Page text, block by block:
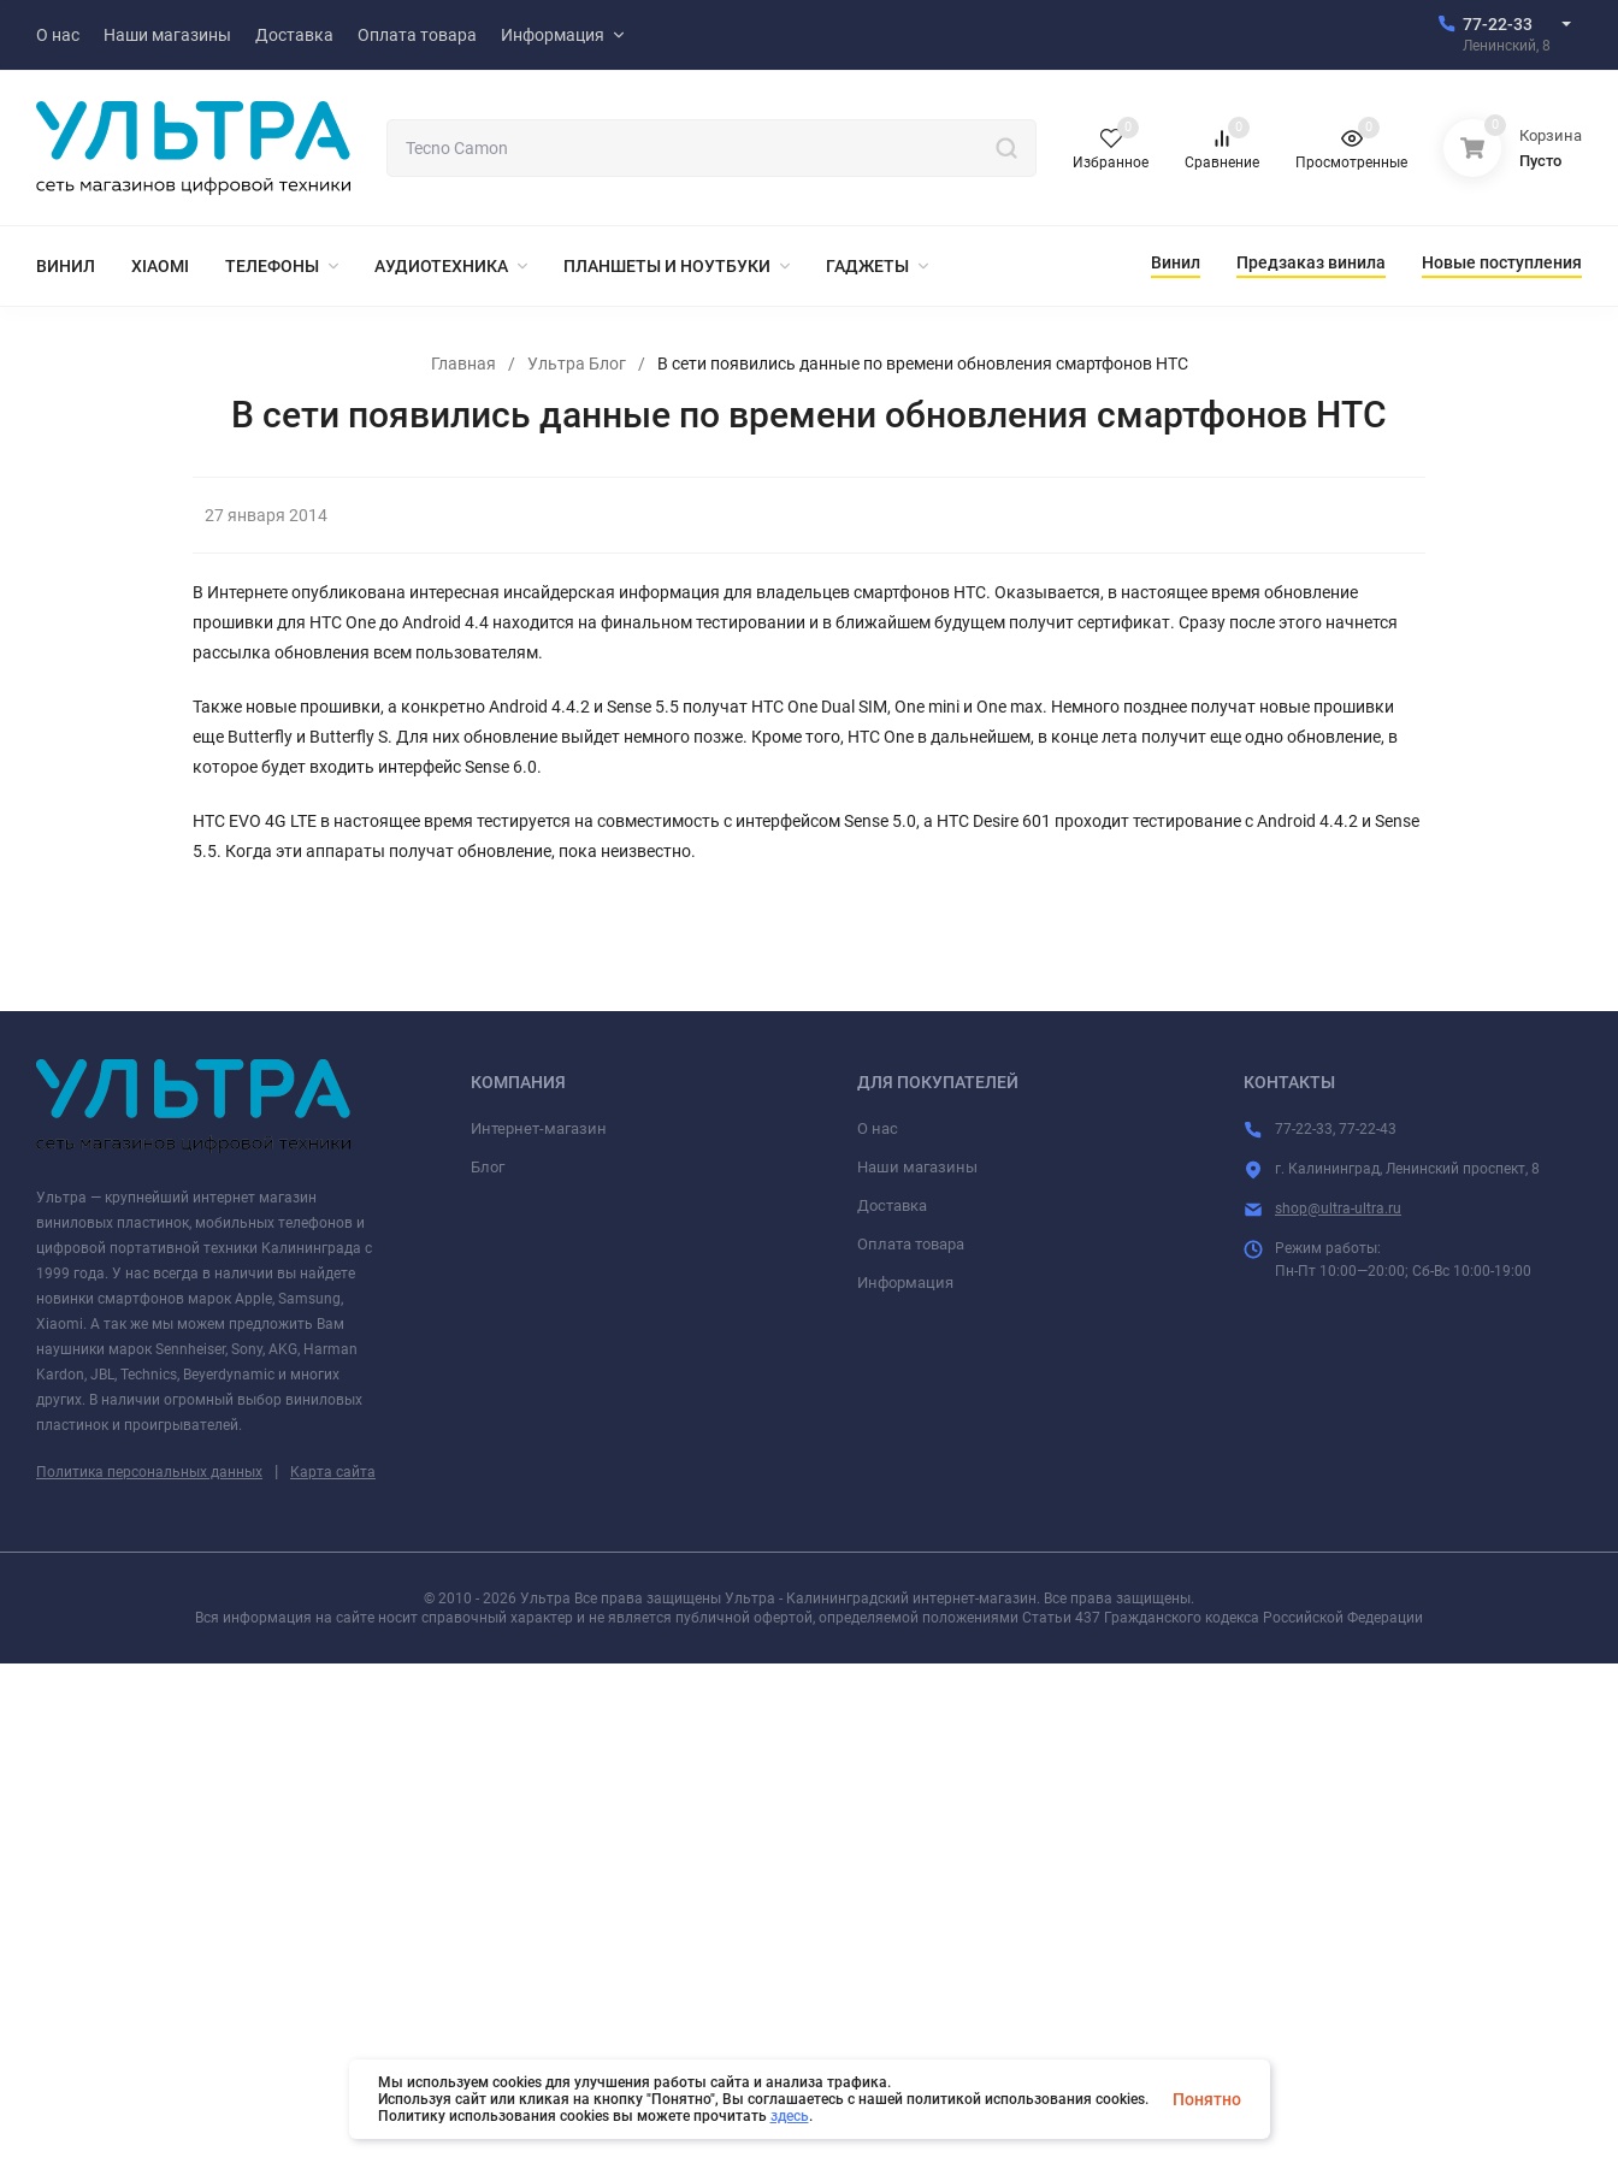
О нас Наши магазины Доставка Оплата товара Информация
77-22-33
Ленинский, 8
Избранное
0
Сравнение
0
Просмотренные
0 0
Корзина
Пусто
ВИНИЛ XIAOMI ТЕЛЕФОНЫ АУДИОТЕХНИКА ПЛАНШЕТЫ И НОУТБУКИ ГАДЖЕТЫ Винил Предзаказ винила Новые поступления
Главная / Ультра Блог / В сети появились данные по времени обновления смартфонов НТС
В сети появились данные по времени обновления смартфонов НТС
27 января 2014
В Интернете опубликована интересная инсайдерская информация для владельцев смартфонов HTC. Оказывается, в настоящее время обновление
прошивки для HTC One до Android 4.4 находится на финальном тестировании и в ближайшем будущем получит сертификат. Сразу после этого начнется
рассылка обновления всем пользователям.
Также новые прошивки, а конкретно Android 4.4.2 и Sense 5.5 получат HTC One Dual SIM, One mini и One max. Немного позднее получат новые прошивки
еще Butterfly и Butterfly S. Для них обновление выйдет немного позже. Кроме того, HTC One в дальнейшем, в конце лета получит еще одно обновление, в
которое будет входить интерфейс Sense 6.0.
HTC EVO 4G LTE в настоящее время тестируется на совместимость с интерфейсом Sense 5.0, а HTC Desire 601 проходит тестирование с Android 4.4.2 и Sense
5.5. Когда эти аппараты получат обновление, пока неизвестно.
Ультра — крупнейший интернет магазин
виниловых пластинок, мобильных телефонов и
цифровой портативной техники Калининграда с
1999 года. У нас всегда в наличии вы найдете
новинки смартфонов марок Apple, Samsung,
Xiaomi. А так же мы можем предложить Вам
наушники марок Sennheiser, Sony, AKG, Harman
Kardon, JBL, Technics, Beyerdynamic и многих
других. В наличии огромный выбор виниловых
пластинок и проигрывателей.
Политика персональных данных | Карта сайта
КОМПАНИЯ
Интернет-магазин
Блог
ДЛЯ ПОКУПАТЕЛЕЙ
О нас
Наши магазины
Доставка
Оплата товара
Информация
КОНТАКТЫ
77-22-33, 77-22-43
г. Калининград, Ленинский проспект, 8
shop@ultra-ultra.ru
Режим работы:
Пн-Пт 10:00—20:00; Сб-Вс 10:00-19:00
© 2010 - 2026 Ультра Все права защищены Ультра - Калининградский интернет-магазин. Все права защищены.
Вся информация на сайте носит справочный характер и не является публичной офертой, определяемой положениями Статьи 437 Гражданского кодекса Российской Федерации
Мы используем cookies для улучшения работы сайта и анализа трафика.
Используя сайт или кликая на кнопку "Понятно", Вы соглашаетесь с нашей политикой использования cookies.
Политику использования cookies вы можете прочитать здесь.
Понятно